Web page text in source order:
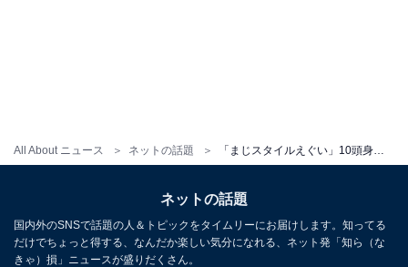
All About ニュース ネットの話題
ネットの話題
国内外のSNSで話題の人＆トピックをタイムリーにお届けします。知ってる
だけでちょっと得する、なんだか楽しい気分になれる、ネット発「知ら（な
きゃ）損」ニュースが盛りだくさん。